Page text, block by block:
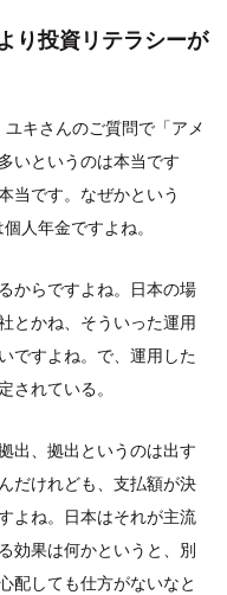
り投資リテラシーが
キさんのご質問で「アメ
いというのは本当です
当です。なぜかという
人年金ですよね。
からですよね。日本の場
とかね、そういった運用
ですよね。で、運用した
されている。
出、拠出というのは出す
だけれども、支払額が決
よね。日本はそれが主流
効果は何かというと、別
配しても仕方がないなと